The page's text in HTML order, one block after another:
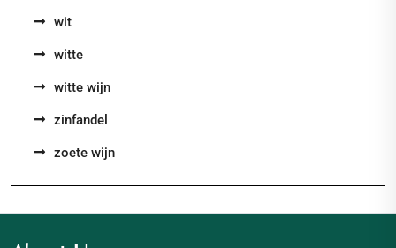
wit
witte
witte wijn
zinfandel
zoete wijn